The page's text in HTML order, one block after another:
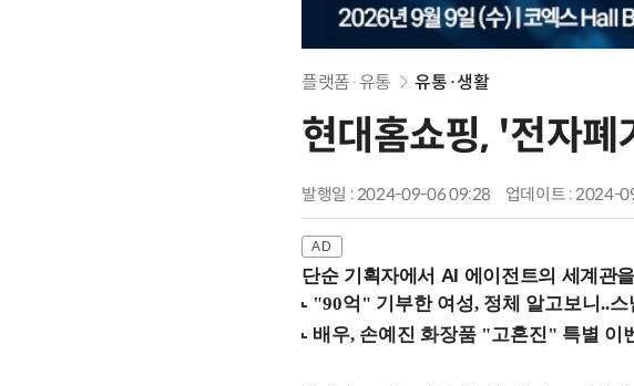
플랫폼·유통 유통·생활
현대홈쇼핑, '전자폐
발행일 : 2024-09-06 09:28 업데이트 : 2024-
단순 기획자에서 AI 에이전트의 세계관